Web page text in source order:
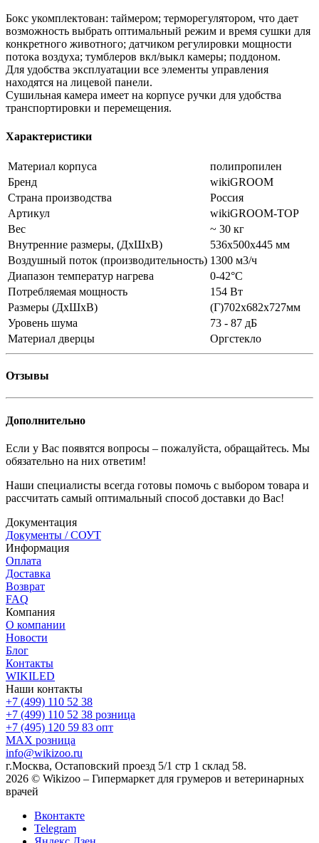
Бокс укомплектован: таймером; терморегулятором, что дает
возможность выбрать оптимальный режим и время сушки для
конкретного животного; датчиком регулировки мощности
потока воздуха; тумблеров вкл/выкл камеры; поддоном.
Для удобства эксплуатации все элементы управления
находятся на лицевой панели.
Сушильная камера имеет на корпусе ручки для удобства
транспортировки и перемещения.
Характеристики
Материал корпуса
полипропилен
Бренд
wikiGROOM
Страна производства
Россия
Артикул
wikiGROOM-TOP
Вес
~ 30 кг
Внутренние размеры, (ДхШхВ)
536х500х445 мм
Воздушный поток (производительность) 1300 м3/ч
Диапазон температур нагрева
0-42°С
Потребляемая мощность
154 Вт
Размеры (ДхШхВ)
(Г)702х682х727мм
Уровень шума
73 - 87 дБ
Материал дверцы
Оргстекло
Отзывы
Дополнительно
Если у Вас появятся вопросы – пожалуйста, обращайтесь. Мы
обязательно на них ответим!
Наши специалисты всегда готовы помочь с выбором товара и
рассчитать самый оптимальный способ доставки до Вас!
Документация
Документы / СОУТ
Информация
Оплата
Доставка
Возврат
FAQ
Компания
О компании
Новости
Блог
Контакты
WIKILED
Наши контакты
+7 (499) 110 52 38
+7 (499) 110 52 38 розница
+7 (495) 120 59 83 опт
MAX розница
info@wikizoo.ru
г.Москва, Остаповский проезд 5/1 стр 1 склад 58.
2026 © Wikizoo – Гипермаркет для грумеров и ветеринарных
врачей
Вконтакте
Telegram